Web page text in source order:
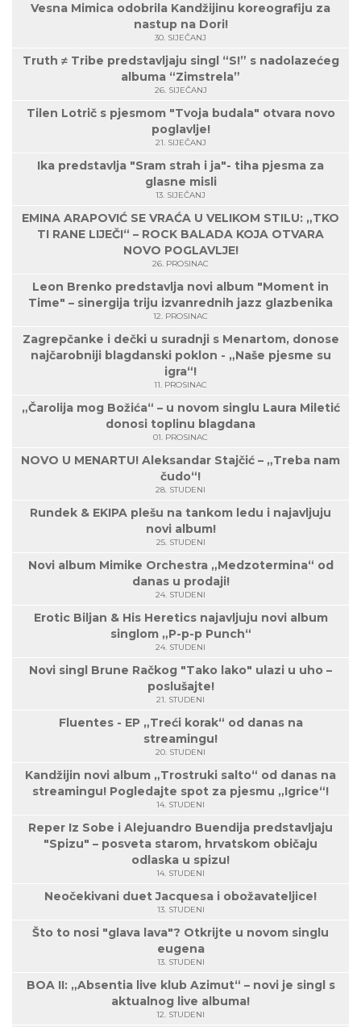
Vesna Mimica odobrila Kandžijinu koreografiju za
nastup na Dori!
30. SIJEČANJ
Truth ≠ Tribe predstavljaju singl “S!” s nadolazećeg
albuma “Zimstrela”
26. SIJEČANJ
Tilen Lotrič s pjesmom "Tvoja budala" otvara novo
poglavlje!
21. SIJEČANJ
Ika predstavlja "Sram strah i ja"- tiha pjesma za
glasne misli
13. SIJEČANJ
EMINA ARAPOVIĆ SE VRAĆA U VELIKOM STILU: „TKO
TI RANE LIJEČI“ – ROCK BALADA KOJA OTVARA
NOVO POGLAVLJE!
26. PROSINAC
Leon Brenko predstavlja novi album "Moment in
Time" – sinergija triju izvanrednih jazz glazbenika
12. PROSINAC
Zagrepčanke i dečki u suradnji s Menartom, donose
najčarobniji blagdanski poklon - „Naše pjesme su
igra“!
11. PROSINAC
„Čarolija mog Božića“ – u novom singlu Laura Miletić
donosi toplinu blagdana
01. PROSINAC
NOVO U MENARTU! Aleksandar Stajčić – „Treba nam
čudo“!
28. STUDENI
Rundek & EKIPA plešu na tankom ledu i najavljuju
novi album!
25. STUDENI
Novi album Mimike Orchestra „Medzotermina“ od
danas u prodaji!
24. STUDENI
Erotic Biljan & His Heretics najavljuju novi album
singlom „P-p-p Punch“
24. STUDENI
Novi singl Brune Račkog "Tako lako" ulazi u uho –
poslušajte!
21. STUDENI
Fluentes - EP „Treći korak“ od danas na
streamingu!
20. STUDENI
Kandžijin novi album „Trostruki salto“ od danas na
streamingu! Pogledajte spot za pjesmu „Igrice“!
14. STUDENI
Reper Iz Sobe i Alejuandro Buendija predstavljaju
"Spizu" – posveta starom, hrvatskom običaju
odlaska u spizu!
14. STUDENI
Neočekivani duet Jacquesa i obožavateljice!
13. STUDENI
Što to nosi "glava lava"? Otkrijte u novom singlu
eugena
13. STUDENI
BOA II: „Absentia live klub Azimut“ – novi je singl s
aktualnog live albuma!
12. STUDENI